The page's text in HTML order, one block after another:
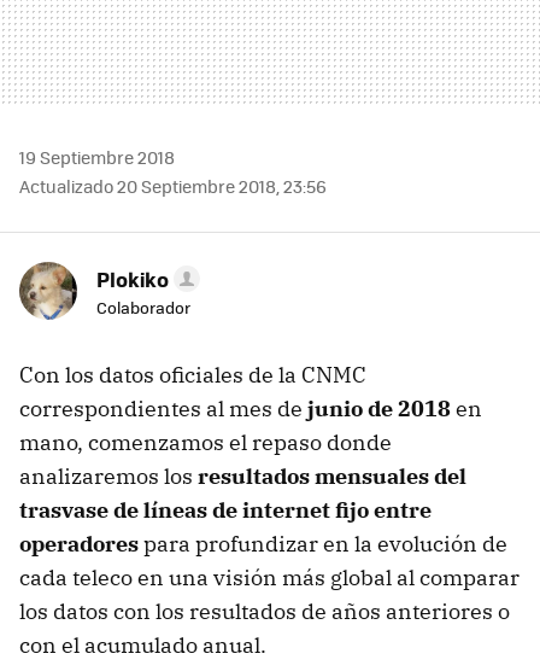
19 Septiembre 2018
Actualizado 20 Septiembre 2018, 23:56
Plokiko
Colaborador
Con los datos oficiales de la CNMC
correspondientes al mes de junio de 2018en
mano, comenzamos el repaso donde
analizaremos los resultados mensuales del
trasvase de líneas de internet fijo entre
operadorespara profundizar en la evolución de
cada teleco en una visión más global al comparar
los datos con los resultados de años anteriores o
con el acumulado anual.